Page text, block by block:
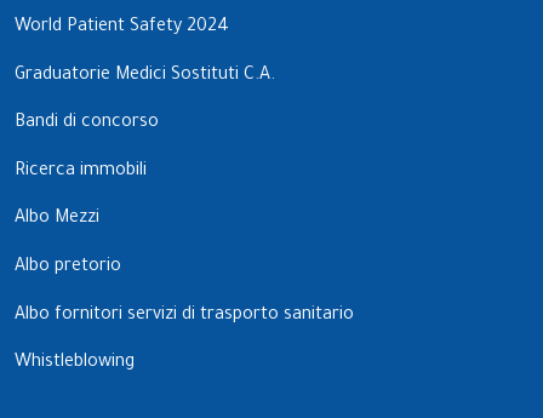
World Patient Safety 2024
Graduatorie Medici Sostituti C.A.
Bandi di concorso
Ricerca immobili
Albo Mezzi
Albo pretorio
Albo fornitori servizi di trasporto sanitario
Whistleblowing